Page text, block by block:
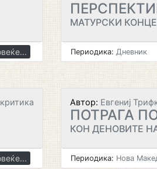
МАТУРСКИ
Периодика: Дневник
критика Автор: Евгениј
ПОТРАГА
КОН ДЕНОВИТЕ
Периодика: Нова